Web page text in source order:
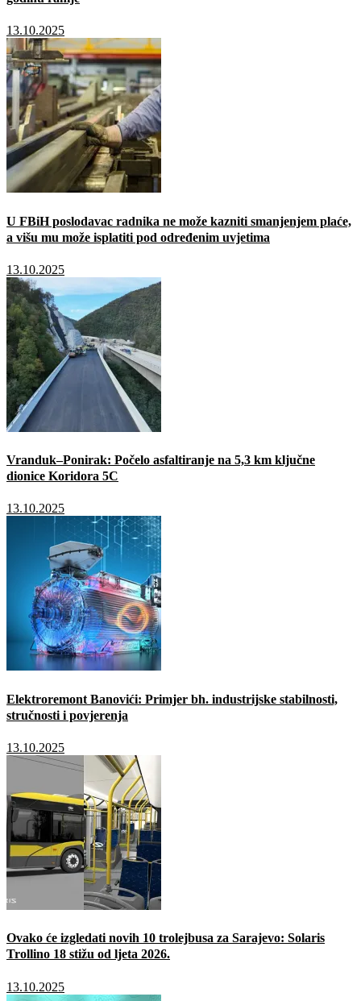
13.10.2025
U FBiH poslodavac radnika ne može kazniti smanjenjem plaće,
a višu mu može isplatiti pod određenim uvjetima
13.10.2025
Vranduk–Ponirak: Počelo asfaltiranje na 5,3 km ključne
dionice Koridora 5C
13.10.2025
Elektroremont Banovići: Primjer bh. industrijske stabilnosti,
stručnosti i povjerenja
13.10.2025
Ovako će izgledati novih 10 trolejbusa za Sarajevo: Solaris
Trollino 18 stižu od ljeta 2026.
13.10.2025